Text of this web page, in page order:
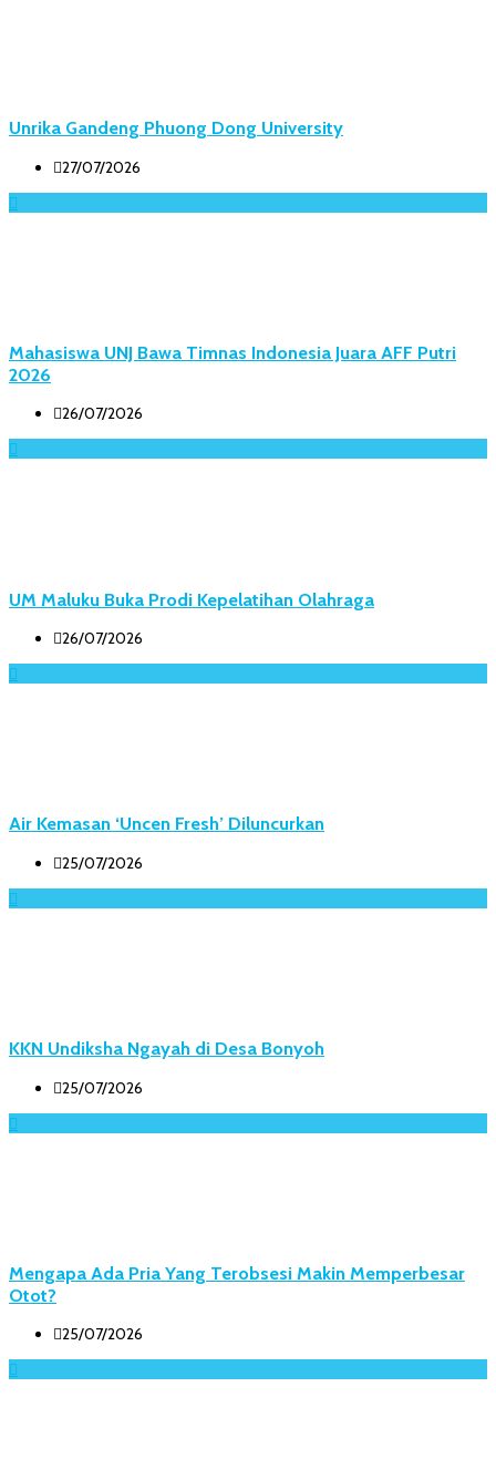
Unrika Gandeng Phuong Dong University
27/07/2026
Mahasiswa UNJ Bawa Timnas Indonesia Juara AFF Putri
2026
26/07/2026
UM Maluku Buka Prodi Kepelatihan Olahraga
26/07/2026
Air Kemasan ‘Uncen Fresh’ Diluncurkan
25/07/2026
KKN Undiksha Ngayah di Desa Bonyoh
25/07/2026
Mengapa Ada Pria Yang Terobsesi Makin Memperbesar
Otot?
25/07/2026